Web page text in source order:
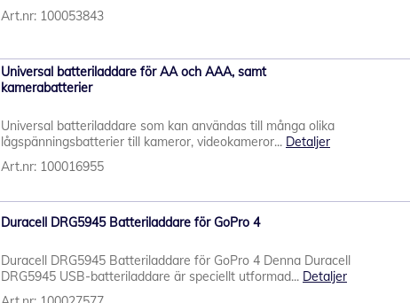
Art.nr: 100053843
Universal batteriladdare för AA och AAA, samt
kamerabatterier
Universal batteriladdare som kan användas till många olika
lågspänningsbatterier till kameror, videokameror... Detaljer
Art.nr: 100016955
Duracell DRG5945 Batteriladdare för GoPro 4
Duracell DRG5945 Batteriladdare för GoPro 4 Denna Duracell
DRG5945 USB-batteriladdare är speciellt utformad... Detaljer